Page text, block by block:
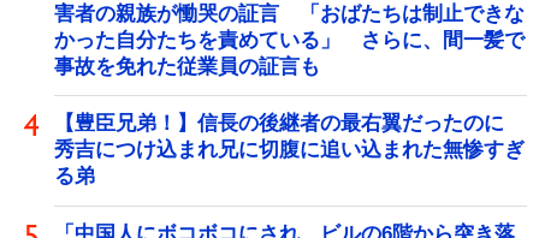
害者の親族が慟哭の証言 「おばたちは制止できな
かった自分たちを責めている」 さらに、間一髪で
事故を免れた従業員の証言も
【豊臣兄弟！】信長の後継者の最右翼だったのに
秀吉につけ込まれ兄に切腹に追い込まれた無惨すぎ
る弟